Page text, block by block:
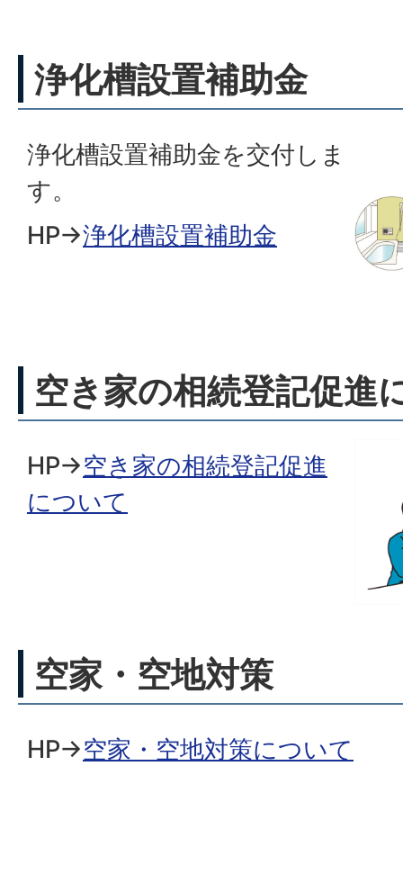
浄化槽設置補助金
浄化槽設置補助金を交付しま
す。
HP→浄化槽設置補助金
空き家の相続登記促進
HP→空き家の相続登記促進
について
空家・空地対策
HP→空家・空地対策について